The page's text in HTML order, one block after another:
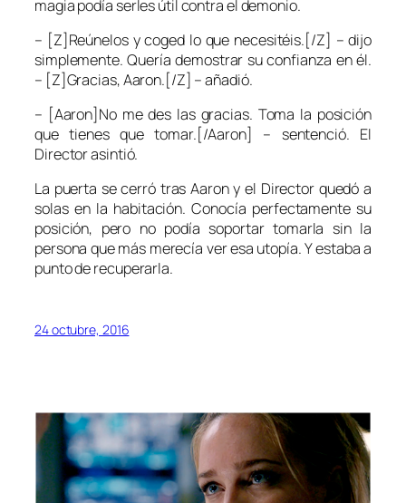
magia podía serles útil contra el demonio.
– [Z]Reúnelos y coged lo que necesitéis.[/Z] – dijo
simplemente. Quería demostrar su confianza en él.
– [Z]Gracias, Aaron.[/Z] – añadió.
– [Aaron]No me des las gracias. Toma la posición
que tienes que tomar.[/Aaron] – sentenció. El
Director asintió.
La puerta se cerró tras Aaron y el Director quedó a
solas en la habitación. Conocía perfectamente su
posición, pero no podía soportar tomarla sin la
persona que más merecía ver esa utopía. Y estaba a
punto de recuperarla.
24 octubre, 2016